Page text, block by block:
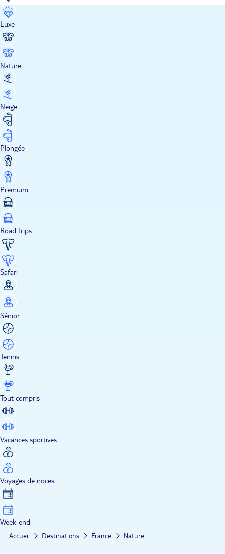
Luxe
Nature
Neige
Plongée
Premium
Road Trips
Safari
Sénior
Tennis
Tout compris
Vacances sportives
Voyages de noces
Week-end
Accueil Destinations France Nature